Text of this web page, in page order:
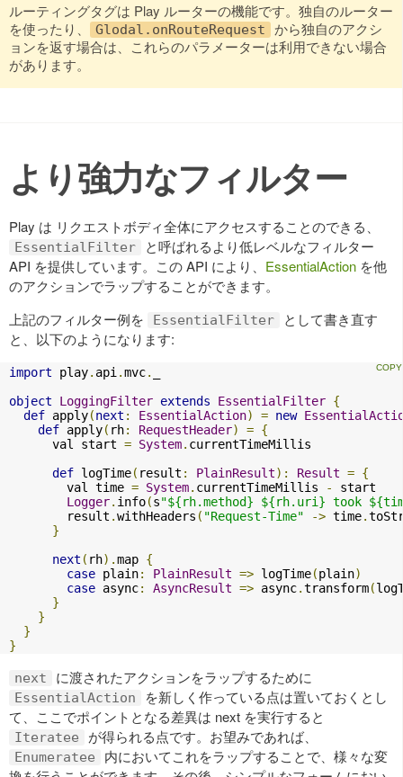
ルーティングタグは Play ルーターの機能です。独自のルーター
を使ったり、
Glodal.onRouteRequest
から独自のアクシ
ョンを返す場合は、これらのパラメーターは利用できない場合
があります。
より強力なフィルター
Play は リクエストボディ全体にアクセスすることのできる、
EssentialFilter
と呼ばれるより低レベルなフィルター
API を提供しています。この API により、 EssentialAction を他
のアクションでラップすることができます。
上記のフィルター例を
EssentialFilter
として書き直す
と、以下のようになります:
import play. api .mvc.
object
LoggingFilter extends EssentialFilter {
def apply(next : EssentialAction) = new
def apply( rh: RequestHeader) = {
      val start
= System. currentTimeMillis
def logTime( result : PlainResult): Result = {
        val time
= System. currentTimeMillis -
start
Logger. info(s"${rh.method} ${rh.uri} took
        result
.withHeaders ( "Request-Time" -> time.
}
next ( rh).map {
case plain: PlainResult => logTime(plain)
case async: AsyncResult => async.transform(
}
}
}
}
next に渡されたアクションをラップするために
EssentialAction
を新しく作っている点は置いておくとし
て、ここでポイントとなる差異は next を実行すると
Iteratee が得られる点です。お望みであれば、
Enumeratee
内においてこれをラップすることで、様々な変